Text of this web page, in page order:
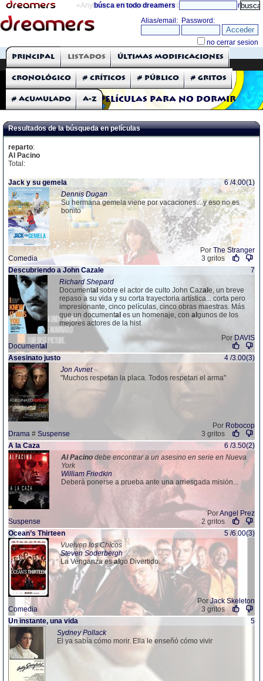
«Anything can happen and it probably will» directorio
búsca en todo dreamers
THE DREAMERS
Críticas: Películas
Películas para no dormir
Principal Listados Últimas modificaciones
Cronológico # Críticos # Público # Gritos
# Acumulado A-Z
Resultados de la búsqueda en películas
reparto:
Al Pacino
Total:
Jack y su gemela
6 /4.00(1)
Dennis Dugan
Su hermana gemela viene por vacaciones... y eso no es
bonito
Por The Stranger
Comedia
3 gritos
Descubriendo a John Cazal e
7
Richard Shepard
Documental sobre el actor de culto John Cazal e, un breve
repaso a su vida y su corta trayectoria artística... corta pero
impresionante, cinco películas, cinco obras maestras. Más
que un documental es un homenaje, con al gunos de los
mejores actores de la hist
Por DAVIS
Documental
Asesinato justo
4 /3.00(3)
Jon Avnet
"Muchos respetan la placa. Todos respetan el arma"
Por Robocop
Drama # Suspense
3 gritos
A la Caza
6 /3.50(2)
Al Pacinodebe encontrar a un asesino en serie en Nueva
York
William Friedkin
Deberá ponerse a prueba ante una arriesgada misión...
PorAngel Prez
Suspense
2 gritos
Ocean’s Thirteen
5 /6.00(3)
Vuelven los Chicos
Steven Soderbergh
La Venganza esalgo Divertido.
PorJack Skeleton
Comedia
3 gritos
Un instante, una vida
5
Sydney Pollack
El ya sabía cómo morir. Ella le enseñó cómo vivir